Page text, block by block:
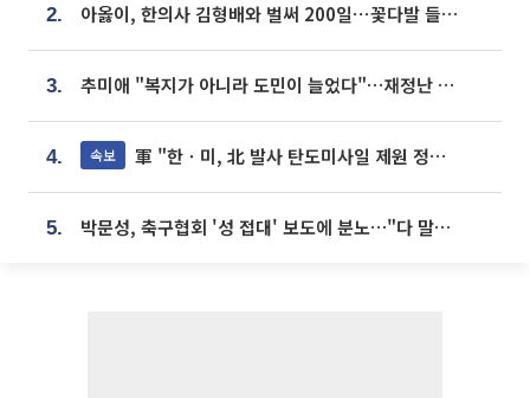
2. 아옳이, 한의사 김형배와 벌써 200일⋯꽃다발 들고 "프러포즈 아냐"
3. 추미애 "복지가 아니라 도민이 늘었다"…재정난 책임론 정면돌파
4. 속보 軍 "한ㆍ미, 北 발사 탄도미사일 제원 정밀분석 중"
5. 박문성, 축구협회 '성 접대' 보도에 분노…"다 말아먹으려고 작정했나"